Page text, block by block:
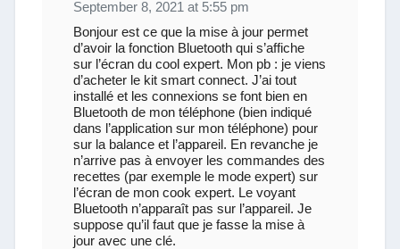
September 8, 2021 at 5:55 pm
Bonjour est ce que la mise à jour permet
d’avoir la fonction Bluetooth qui s’affiche
sur l’écran du cool expert. Mon pb : je viens
d’acheter le kit smart connect. J’ai tout
installé et les connexions se font bien en
Bluetooth de mon téléphone (bien indiqué
dans l’application sur mon téléphone) pour
sur la balance et l’appareil. En revanche je
n’arrive pas à envoyer les commandes des
recettes (par exemple le mode expert) sur
l’écran de mon cook expert. Le voyant
Bluetooth n’apparaît pas sur l’appareil. Je
suppose qu’il faut que je fasse la mise à
jour avec une clé.